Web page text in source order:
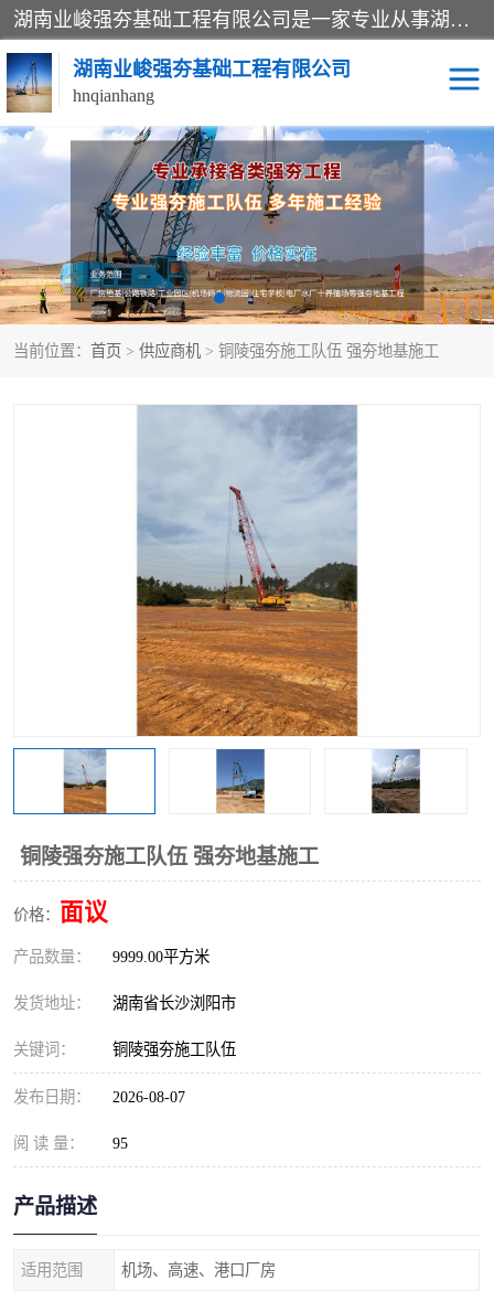
湖南业峻强夯基础工程有限公司是一家专业从事湖南强夯基础工程、强夯机租赁，地基处理的施工单位。业务覆盖：湖南、广东，江西等地。可承接1000KN.m-25000KN.m强夯（置换）工程。公司创始人是国内较早期从事强夯施工的建设者，经过多年的一步一个脚印的发展，在行业内具有较高的度和良好的口碑。
湖南业峻强夯基础工程有限公司
hnqianhang
当前位置： 首页 > 供应商机 > 铜陵强夯施工队伍 强夯地基施工
铜陵强夯施工队伍 强夯地基施工
价格： 面议
产品数量： 9999.00平方米
发货地址： 湖南省长沙浏阳市
关键词： 铜陵强夯施工队伍
发布日期： 2026-08-07
阅 读 量： 95
产品描述
适用范围 机场、高速、港口厂房
强夯施工案例 强夯机租赁
强夯施工工程 强夯施工队伍
强夯队伍